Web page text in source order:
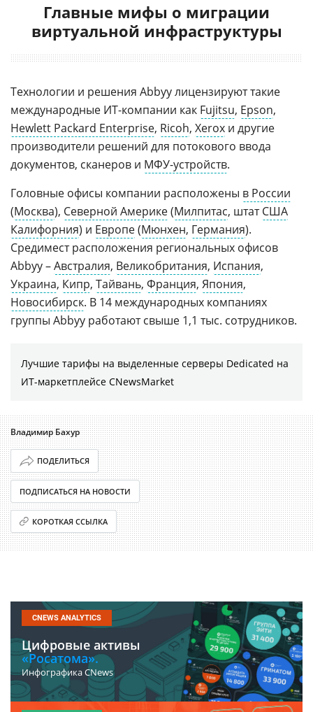
Главные мифы о миграции
виртуальной инфраструктуры
Технологии и решения Abbyy лицензируют такие
международные ИТ-компании как Fujitsu, Epson,
Hewlett Packard Enterprise, Ricoh, Xerox и другие
производители решений для потокового ввода
документов, сканеров и МФУ-устройств.
Головные офисы компании расположены в России
(Москва), Северной Америке(Милпитас, штатСША
Калифорния) и Европе(Мюнхен, Германия).
Средимест расположения региональных офисов
Abbyy –Австралия, Великобритания, Испания,
Украина, Кипр, Тайвань, Франция, Япония,
Новосибирск. В 14 международных компаниях
группы Abbyy работают свыше 1,1 тыс. сотрудников.
Лучшие тарифы на выделенные серверы Dedicated на
ИТ-маркетплейсе CNewsMarket
Владимир Бахур
ПОДЕЛИТЬСЯ
ПОДПИСАТЬСЯ НА НОВОСТИ
КОРОТКАЯ ССЫЛКА
CNEWS ANALYTICS
Цифровые активы
«Росатома».
Инфографика CNews